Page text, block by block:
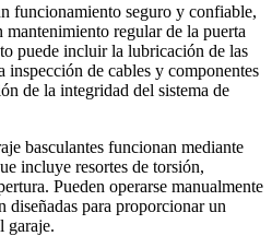
funcionamiento seguro y confiable,
mantenimiento regular de la puerta
puede incluir la lubricación de las
inspección de cables y componentes
de la integridad del sistema de
basculantes funcionan mediante
incluye resortes de torsión,
Pueden operarse manualmente
diseñadas para proporcionar un
garaje.